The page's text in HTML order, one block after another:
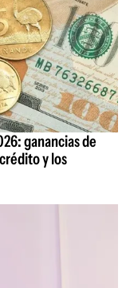
ganancias de
y los